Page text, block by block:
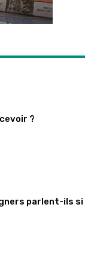
?
parlent-ils si